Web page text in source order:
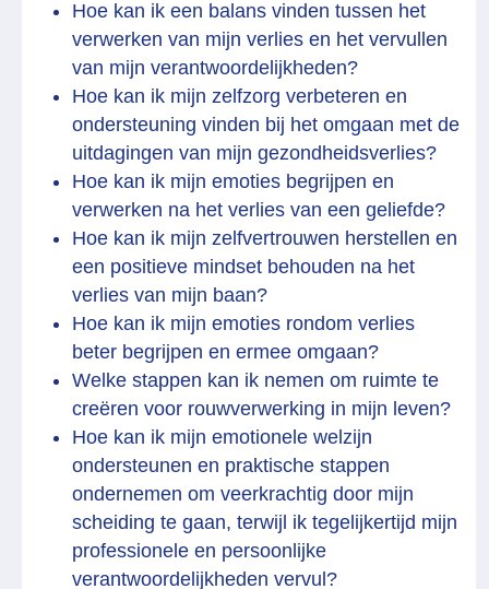
Hoe kan ik een balans vinden tussen het
verwerken van mijn verlies en het vervullen
van mijn verantwoordelijkheden?
Hoe kan ik mijn zelfzorg verbeteren en
ondersteuning vinden bij het omgaan met de
uitdagingen van mijn gezondheidsverlies?
Hoe kan ik mijn emoties begrijpen en
verwerken na het verlies van een geliefde?
Hoe kan ik mijn zelfvertrouwen herstellen en
een positieve mindset behouden na het
verlies van mijn baan?
Hoe kan ik mijn emoties rondom verlies
beter begrijpen en ermee omgaan?
Welke stappen kan ik nemen om ruimte te
creëren voor rouwverwerking in mijn leven?
Hoe kan ik mijn emotionele welzijn
ondersteunen en praktische stappen
ondernemen om veerkrachtig door mijn
scheiding te gaan, terwijl ik tegelijkertijd mijn
professionele en persoonlijke
verantwoordelijkheden vervul?